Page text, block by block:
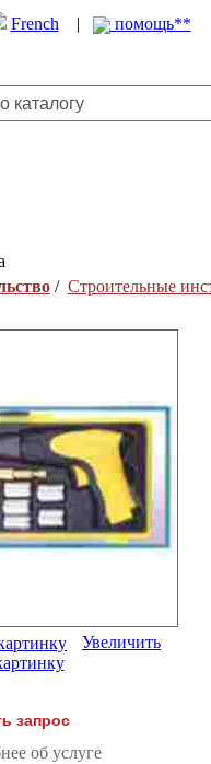
French | помощь**
/ Строительные
Увеличить
запрос
об услуге